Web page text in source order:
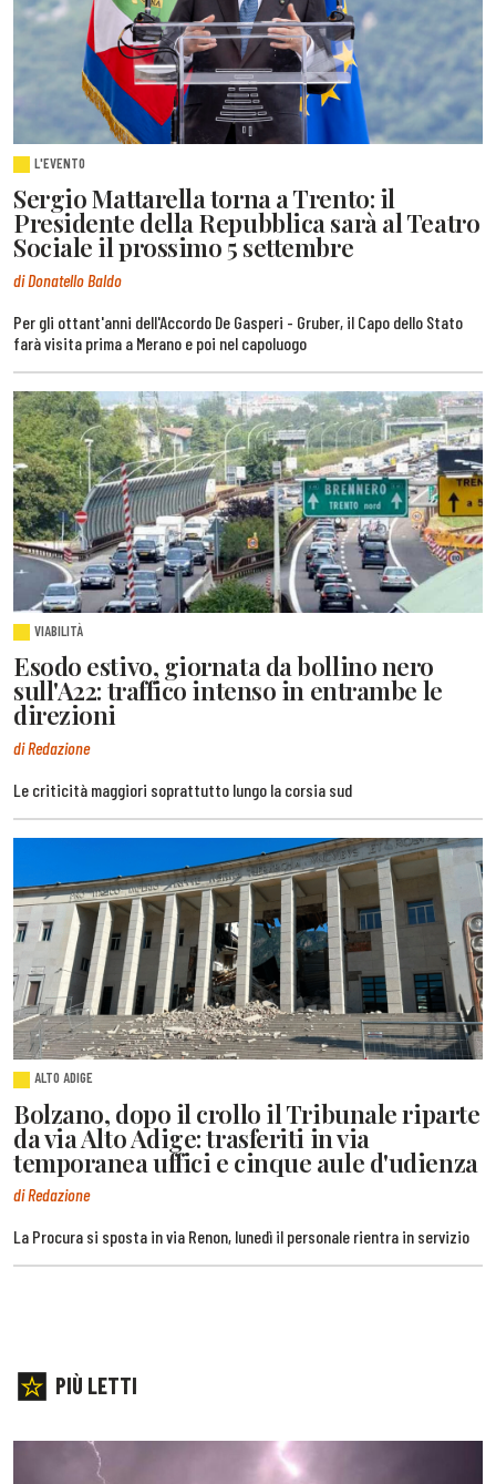
L'EVENTO
Sergio Mattarella torna a Trento: il
Presidente della Repubblica sarà al Teatro
Sociale il prossimo 5 settembre
di Donatello Baldo
Per gli ottant'anni dell'Accordo De Gasperi - Gruber, il Capo dello Stato
farà visita prima a Merano e poi nel capoluogo
VIABILITÀ
Esodo estivo, giornata da bollino nero
sull'A22: traffico intenso in entrambe le
direzioni
di Redazione
Le criticità maggiori soprattutto lungo la corsia sud
ALTO ADIGE
Bolzano, dopo il crollo il Tribunale riparte
da via Alto Adige: trasferiti in via
temporanea uffici e cinque aule d'udienza
di Redazione
La Procura si sposta in via Renon, lunedì il personale rientra in servizio
PIÙ LETTI